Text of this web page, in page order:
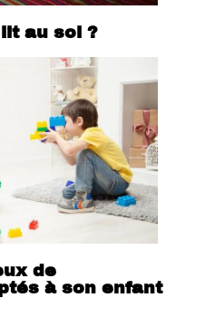
au sol ?
de
à son enfant